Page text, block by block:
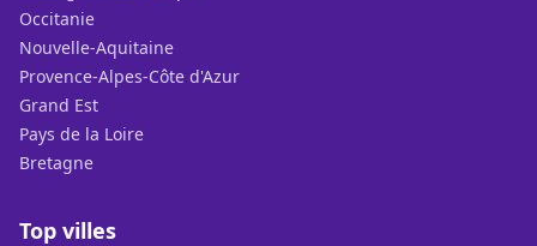
Occitanie
Nouvelle-Aquitaine
Provence-Alpes-Côte d'Azur
Grand Est
Pays de la Loire
Bretagne
Top villes